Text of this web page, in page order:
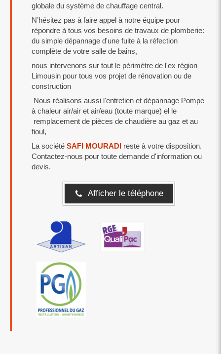
globale du système de chauffage central.
N’hésitez pas à faire appel à notre équipe pour
répondre à tous vos besoins de travaux de plomberie:
du simple dépannage d'une fuite à la réfection
complète de votre salle de bains,
nous intervenons sur tout le périmètre de l'ex région
Limousin pour tous vos projet de rénovation ou de
construction
Nous réalisons aussi l'entretien et dépannage Pompe
à chaleur air/air et air/eau (toute marque) el le
remplacement de pièces de chaudière au gaz et au
fioul,
La société SAFI MOURADI reste à votre disposition.
Contactez-nous pour toute demande d'information ou
devis.
Afficher le téléphone